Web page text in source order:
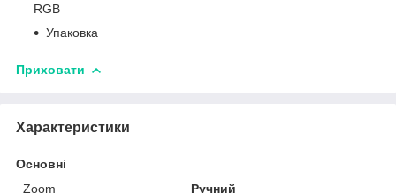
RGB
Упаковка
Приховати
Характеристики
Основні
Zoom
Ручний